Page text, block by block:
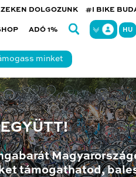
DOLGOZUNK #I BIKE
ADÓ 1% HU
minket
támogathatod,